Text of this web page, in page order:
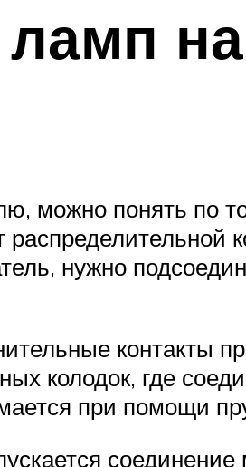
можно понять по
нужно
контакты
колодок, где
при помощи